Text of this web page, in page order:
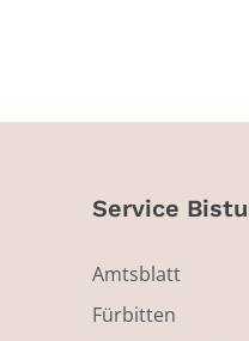
Service
Amtsblatt
Fürbitten